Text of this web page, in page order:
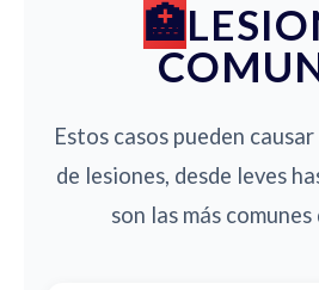
Estos casos pueden
de lesiones, desde leves
son las más comunes